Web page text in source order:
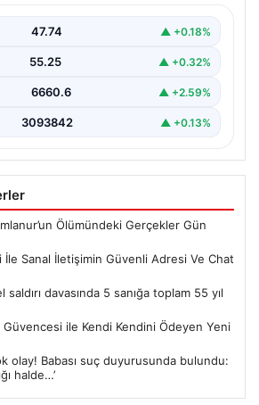
barındırmaktadır. Günümüzde
47.74 ▲ +0.18%
55.25 ▲ +0.32%
6660.6 ▲ +2.59%
3093842 ▲ +0.13%
Ölümündeki Gerçekler Gün
Sanal İletişimin Güvenli Adresi Ve Chat
saldırı davasında 5 sanığa toplam 55 yıl
Güvencesi ile Kendi Kendini Ödeyen Yeni
olay! Babası suç duyurusunda bulundu:
halde…’